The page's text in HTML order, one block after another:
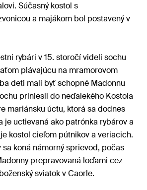
Súčasný kostol s
a majákom bol postavený v
rybári v 15. storočí videli sochu
plávajúcu na mramorovom
deti mali byť schopné Madonnu
priniesli do neďalekého Kostola
mariánsku úctu, ktorá sa dodnes
je uctievaná ako patrónka rybárov a
kostol cieľom pútnikov a veriacich.
koná námorný sprievod, počas
prepravovaná loďami cez
sviatok v Caorle.